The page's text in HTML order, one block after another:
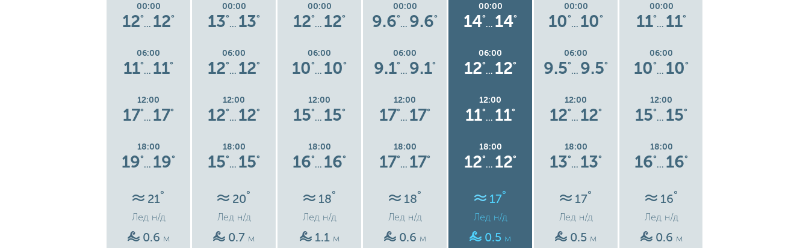
00:00
12°
… 12°
06:00
11°
… 11°
12:00
17°
… 17°
18:00
19°
… 19°
21°
Лед н/д
0.6 м
00:00
13°
… 13°
06:00
12°
… 12°
12:00
12°
… 12°
18:00
15°
… 15°
20°
Лед н/д
0.7 м
00:00
12°
… 12°
06:00
10°
… 10°
12:00
15°
… 15°
18:00
16°
… 16°
18°
Лед н/д
1.1 м
00:00
9.6°
… 9.6°
06:00
9.1°
… 9.1°
12:00
17°
… 17°
18:00
17°
… 17°
18°
Лед н/д
0.6 м
00:00
14°
… 14°
06:00
12°
… 12°
12:00
11°
… 11°
18:00
12°
… 12°
17°
Лед н/д
0.5 м
00:00
10°
… 10°
06:00
9.5°
… 9.5°
12:00
12°
… 12°
18:00
13°
… 13°
17°
Лед н/д
0.5 м
00:00
11°
… 11°
06:00
10°
… 10°
12:00
15°
… 15°
18:00
16°
… 16°
16°
Лед н/д
0.6 м